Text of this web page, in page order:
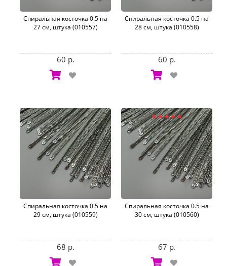
Спиральная косточка 0.5 на
27 см, штука (010557)
60 р.
Спиральная косточка 0.5 на
28 см, штука (010558)
60 р.
Спиральная косточка 0.5 на
29 см, штука (010559)
68 р.
Спиральная косточка 0.5 на
30 см, штука (010560)
67 р.